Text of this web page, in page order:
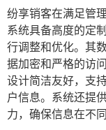
纷享销客在满足管
系统具备高度的定
行调整和优化。其
据加密和严格的访
设计简洁友好，支
户信息。系统还提
力，确保信息在不